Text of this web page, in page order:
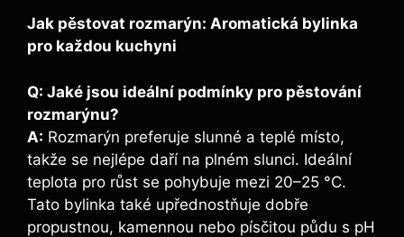
Jak pěstovat rozmarýn: Aromatická bylinka
pro každou kuchyni
Q: Jaké jsou ideální podmínky pro pěstování
rozmarýnu?
A: Rozmarýn preferuje slunné a ​teplé ​místo,
takže se nejlépe‌ daří na plném ⁢slunci. Ideální
teplota pro růst se ⁣pohybuje mezi 20–25 °C.
Tato bylinka také upřednostňuje dobře
propustnou, kamennou nebo písčitou půdu s pH